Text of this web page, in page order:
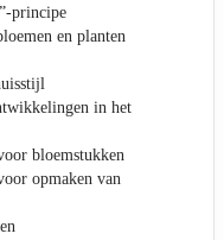
principe
en planten
in het
bloemstukken
opmaken van